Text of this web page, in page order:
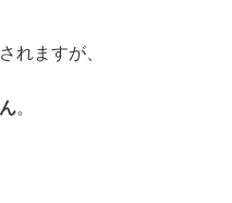
れますが、
。